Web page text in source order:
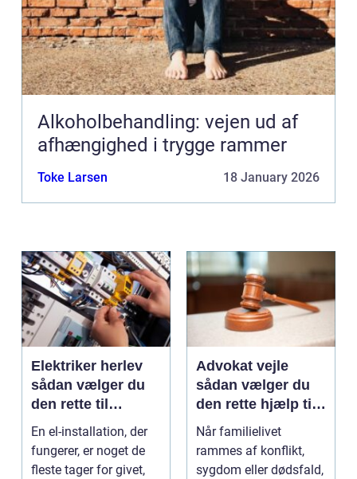
Alkoholbehandling: vejen ud af
afhængighed i trygge rammer
Toke Larsen 18 January 2026
Elektriker herlev
sådan vælger du
den rette til
opgaven
En el-installation, der
fungerer, er noget de
fleste tager for givet,
Advokat vejle
sådan vælger du
den rette hjælp til
familien
Når familielivet
rammes af konflikt,
sygdom eller dødsfald,